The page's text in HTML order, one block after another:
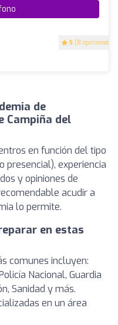
5 (8 opiniones)
de
Campiña del
en función del tipo
presencial), experiencia
y opiniones de
acudir a
lo permite.
en estas
comunes incluyen:
Nacional, Guardia
Sanidad y más.
en un área